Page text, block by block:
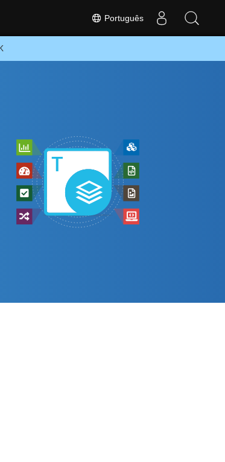
Português